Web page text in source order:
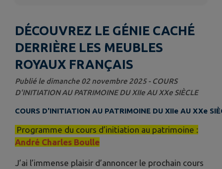
DÉCOUVREZ LE GÉNIE CACHÉ
DERRIÈRE LES MEUBLES
ROYAUX FRANÇAIS
Publié le dimanche 02 novembre 2025 - COURS
D'INITIATION AU PATRIMOINE DU XIIe AU XXe SIÈCLE
COURS D'INITIATION AU PATRIMOINE DU XIIe AU XXe
Programme du cours d’initiation au patrimoine :
André Charles Boulle
J’ai l’immense plaisir d’annoncer le prochain cours